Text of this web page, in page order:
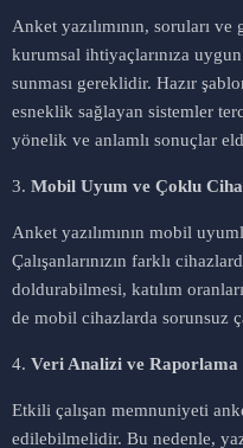
Anket yazılımının, soruları
kurumsal ihtiyaçlarınıza
sunması gereklidir. Hazır
esneklik sağlayan sistemler
yönelik ve anlamlı sonuçlar
3. Mobil Uyum ve Çoklu
Anket yazılımının mobil
Çalışanlarınızın farklı
doldurabilmesi, katılım
de mobil cihazlarda sorunsuz
4. Veri Analizi ve
Etkili çalışan memnuniyeti
edilebilmelidir. Bu nedenle,